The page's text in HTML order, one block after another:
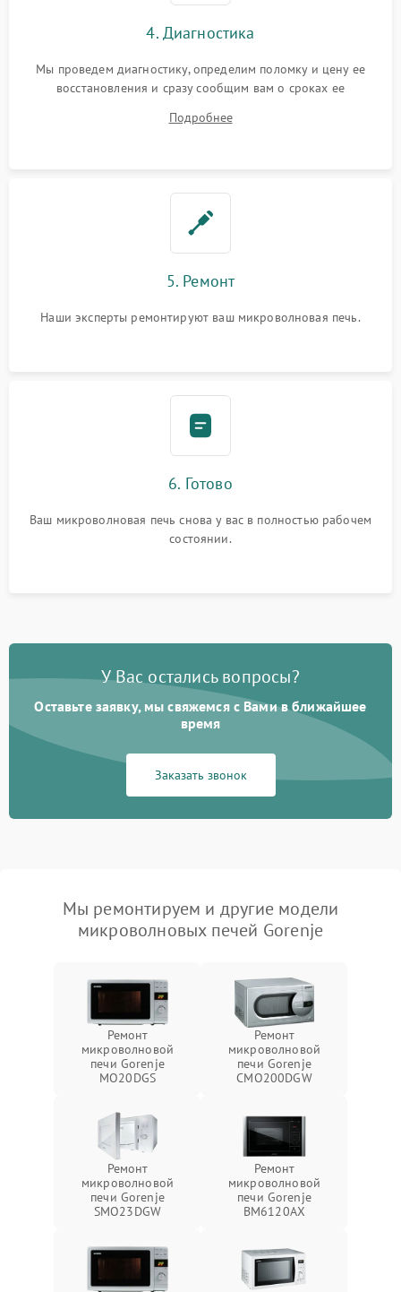
4. Диагностика
Мы проведем диагностику, определим поломку и цену ее
восстановления и сразу сообщим вам о сроках ее
Подробнее
5. Ремонт
Наши эксперты ремонтируют ваш микроволновая печь.
6. Готово
Ваш микроволновая печь снова у вас в полностью рабочем
состоянии.
У Вас остались вопросы?
Оставьте заявку, мы свяжемся с Вами в ближайшее
время
Заказать звонок
Мы ремонтируем и другие модели
микроволновых печей Gorenje
Ремонт
микроволновой
печи Gorenje
MO20DGS
Ремонт
микроволновой
печи Gorenje
CMO200DGW
Ремонт
микроволновой
печи Gorenje
SMO23DGW
Ремонт
микроволновой
печи Gorenje
BM6120AX